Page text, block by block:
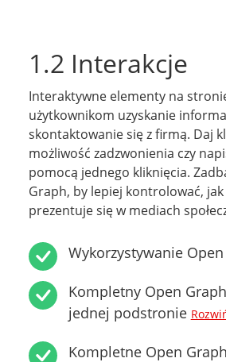
1.2 Interakcje
Interaktywne elementy na
użytkownikom uzyskanie
skontaktowanie się z firmą. Daj
możliwość zadzwonienia czy
pomocą jednego kliknięcia.
Graph, by lepiej kontrolować,
prezentuje się w mediach
Wykorzystywanie
Kompletny Open
jednej podstronie
Kompletne Open